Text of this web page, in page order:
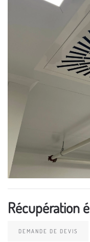
Récupération
DEMANDE DE DEVIS